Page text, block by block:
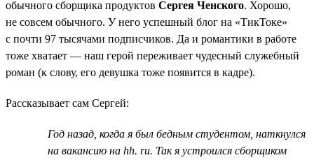
обычного сборщика продуктов Сергея Ченского. Хорошо,
не совсем обычного. У него успешный блог на «ТикТоке»
с почти 97 тысячами подписчиков. Да и романтики в работе
тоже хватает — наш герой переживает чудесный служебный
роман (к слову, его девушка тоже появится в кадре).
Рассказывает сам Сергей:
Год назад, когда я был бедным студентом, наткнулся
на вакансию на hh. ru. Так я устроился сборщиком